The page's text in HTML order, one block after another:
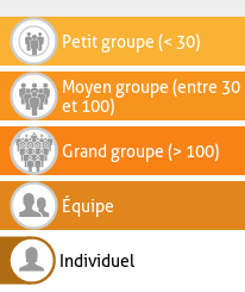
Petit groupe (< 30)
Moyen groupe (entre 30
et 100)
Grand groupe (> 100)
Équipe
Individuel